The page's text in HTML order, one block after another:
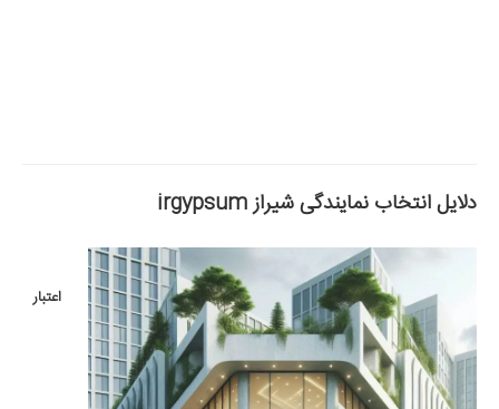
دلایل انتخاب نمایندگی شیرازirgypsum
اعتبار